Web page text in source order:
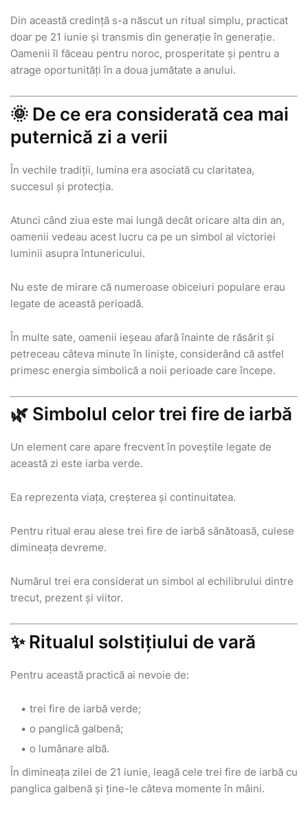
Din această credință s-a născut un ritual simplu, practicat
doar pe 21 iunie și transmis din generație în generație.
Oamenii îl făceau pentru noroc, prosperitate și pentru a
atrage oportunități în a doua jumătate a anului.
🌞 De ce era considerată cea mai
puternică zi a verii
În vechile tradiții, lumina era asociată cu claritatea,
succesul și protecția.
Atunci când ziua este mai lungă decât oricare alta din an,
oamenii vedeau acest lucru ca pe un simbol al victoriei
luminii asupra întunericului.
Nu este de mirare că numeroase obiceiuri populare erau
legate de această perioadă.
În multe sate, oamenii ieșeau afară înainte de răsărit și
petreceau câteva minute în liniște, considerând că astfel
primesc energia simbolică a noii perioade care începe.
🌿 Simbolul celor trei fire de iarbă
Un element care apare frecvent în poveștile legate de
această zi este iarba verde.
Ea reprezenta viața, creșterea și continuitatea.
Pentru ritual erau alese trei fire de iarbă sănătoasă, culese
dimineața devreme.
Numărul trei era considerat un simbol al echilibrului dintre
trecut, prezent și viitor.
✨ Ritualul solstițiului de vară
Pentru această practică ai nevoie de:
trei fire de iarbă verde;
o panglică galbenă;
o lumânare albă.
În dimineața zilei de 21 iunie, leagă cele trei fire de iarbă cu
panglica galbenă și ține-le câteva momente în mâini.